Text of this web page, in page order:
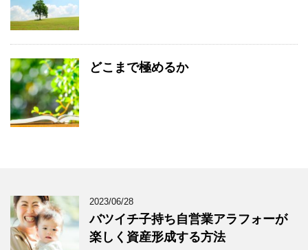
どこまで極めるか
2023/06/28
バツイチ子持ち自営業アラフォーが
楽しく資産形成する方法